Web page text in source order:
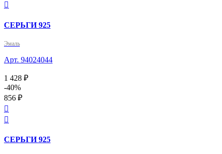

СЕРЬГИ 925
Эмаль
Арт. 94024044
1 428 ₽
-40%
856 ₽


СЕРЬГИ 925